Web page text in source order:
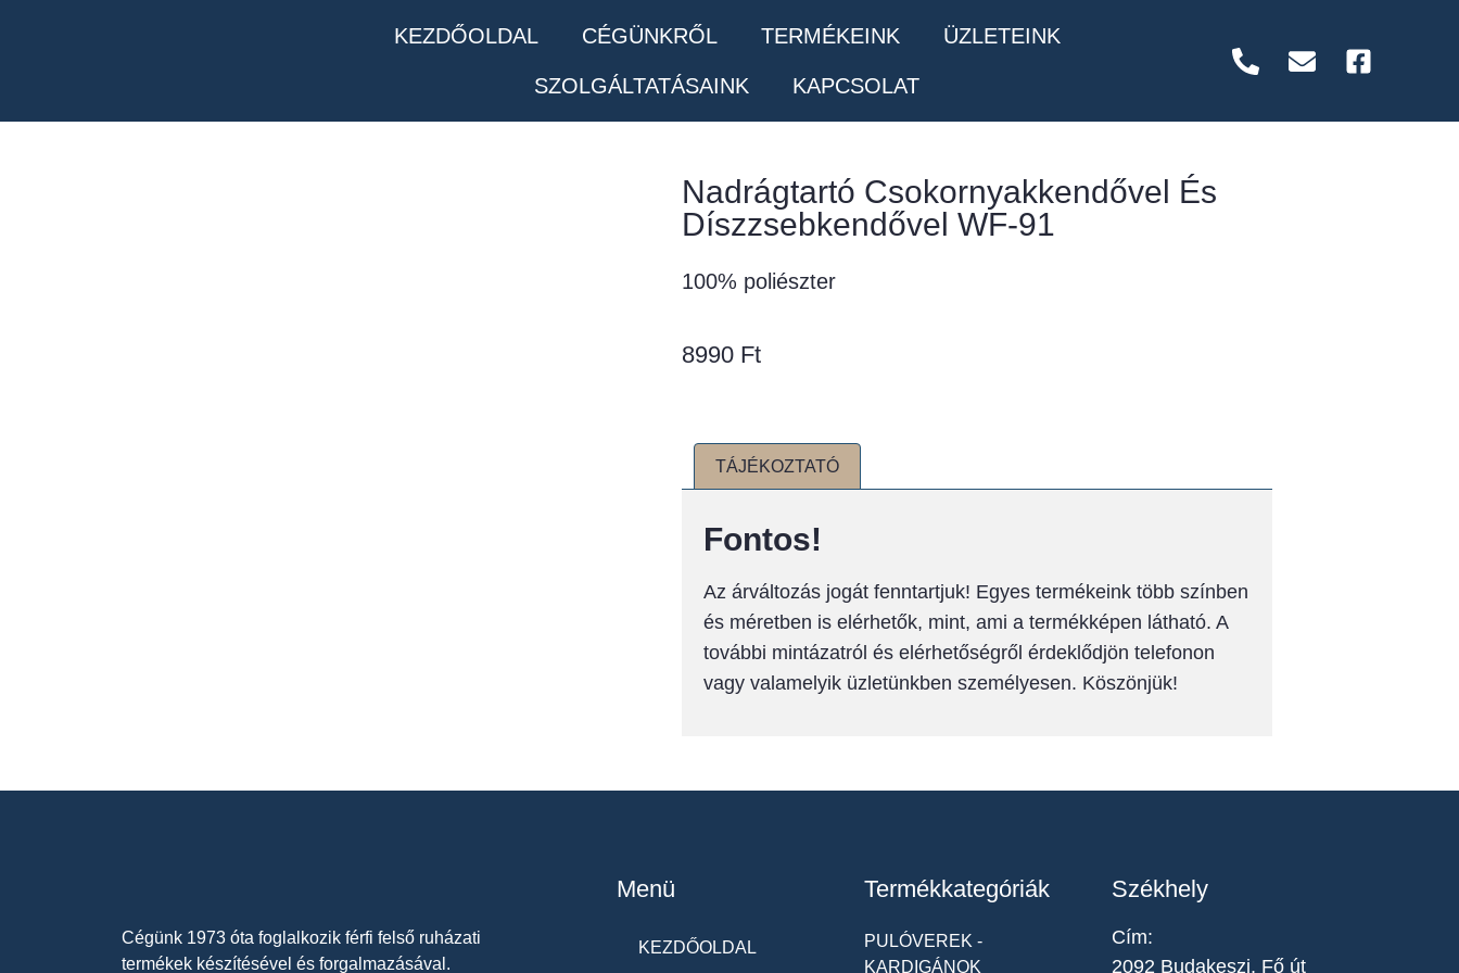
KEZDŐOLDAL CÉGÜNKRŐL TERMÉKEINK ÜZLETEINK
SZOLGÁLTATÁSAINK KAPCSOLAT
Nadrágtartó Csokornyakkendővel És
Díszzsebkendővel WF-91
100% poliészter
8990 Ft
TÁJÉKOZTATÓ
Fontos!
Az árváltozás jogát fenntartjuk! Egyes termékeink több színben
és méretben is elérhetők, mint, ami a termékképen látható. A
további mintázatról és elérhetőségről érdeklődjön telefonon
vagy valamelyik üzletünkben személyesen. Köszönjük!
Cégünk 1973 óta foglalkozik férfi felső ruházati
termékek készítésével és forgalmazásával.
Menü
KEZDŐOLDAL
Termékkategóriák
PULÓVEREK -
KARDIGÁNOK
Székhely
Cím:
2092 Budakeszi, Fő út